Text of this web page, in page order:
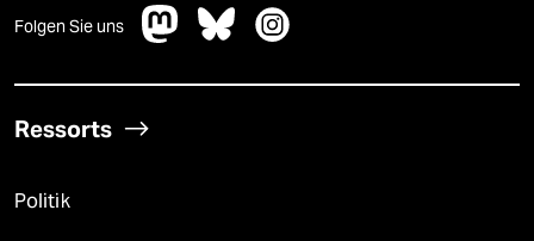
Folgen Sie uns
Ressorts
Politik